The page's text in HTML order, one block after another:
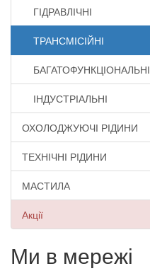
ГІДРАВЛІЧНІ
ТРАНСМІСІЙНІ
БАГАТОФУНКЦІОНАЛЬНІ
ІНДУСТРІАЛЬНІ
ОХОЛОДЖУЮЧІ РІДИНИ
ТЕХНІЧНІ РІДИНИ
МАСТИЛА
Акції
Ми в мережі